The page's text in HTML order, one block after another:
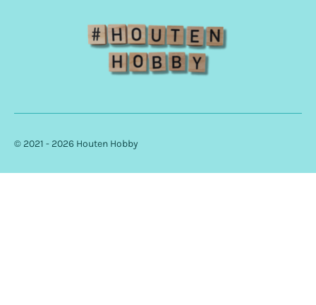
© 2021 - 2026 Houten Hobby